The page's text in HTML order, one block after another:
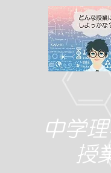
中学
授